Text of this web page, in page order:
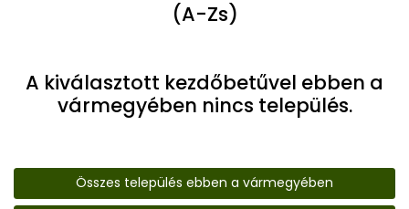
(A-Zs)
A kiválasztott kezdőbetűvel ebben a
vármegyében nincs település.
Összes település ebben a vármegyében